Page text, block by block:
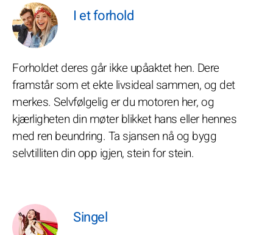
I et forhold
Forholdet deres går ikke upåaktet hen. Dere
framstår som et ekte livsideal sammen, og det
merkes. Selvfølgelig er du motoren her, og
kjærligheten din møter blikket hans eller hennes
med ren beundring. Ta sjansen nå og bygg
selvtilliten din opp igjen, stein for stein.
Singel